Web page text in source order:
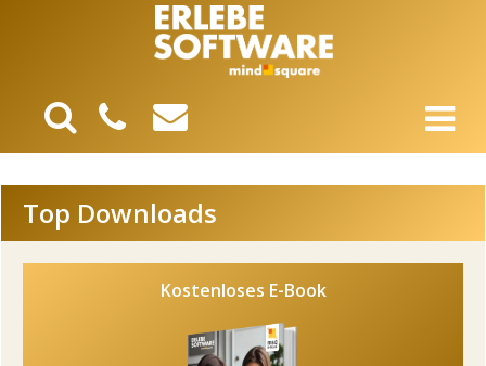
Top Downloads
Kostenloses E-Book